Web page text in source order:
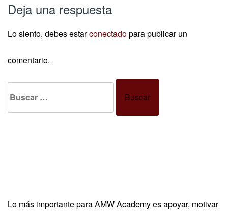
Deja una respuesta
Lo siento, debes estarconectadopara publicar un
comentario.
Buscar:
Lo más importante para AMW Academy es apoyar, motivar